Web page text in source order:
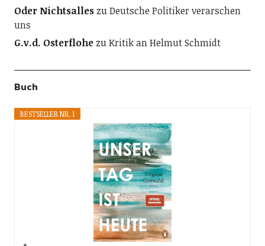
Oder NichtsalleszuDeutsche Politiker verarschen
uns
G.v.d. OsterflohezuKritik an Helmut Schmidt
Buch
BESTSELLER NR. 1